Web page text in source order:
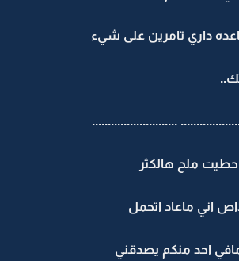
داري تآمرين على شيء
...........................
ملح هالكثر
اني ماعاد اتحمل
احد منكم يصدقني